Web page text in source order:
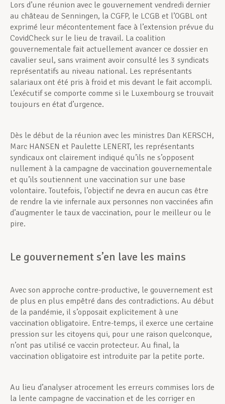
Lors d’une réunion avec le gouvernement vendredi dernier
au château de Senningen, la CGFP, le LCGB et l’OGBL ont
exprimé leur mécontentement face à l’extension prévue du
CovidCheck sur le lieu de travail. La coalition
gouvernementale fait actuellement avancer ce dossier en
cavalier seul, sans vraiment avoir consulté les 3 syndicats
représentatifs au niveau national. Les représentants
salariaux ont été pris à froid et mis devant le fait accompli.
L’exécutif se comporte comme si le Luxembourg se trouvait
toujours en état d’urgence.
Dès le début de la réunion avec les ministres Dan KERSCH,
Marc HANSEN et Paulette LENERT, les représentants
syndicaux ont clairement indiqué qu’ils ne s’opposent
nullement à la campagne de vaccination gouvernementale
et qu’ils soutiennent une vaccination sur une base
volontaire. Toutefois, l’objectif ne devra en aucun cas être
de rendre la vie infernale aux personnes non vaccinées afin
d’augmenter le taux de vaccination, pour le meilleur ou le
pire.
Le gouvernement s’en lave les mains
Avec son approche contre-productive, le gouvernement est
de plus en plus empêtré dans des contradictions. Au début
de la pandémie, il s’opposait explicitement à une
vaccination obligatoire. Entre-temps, il exerce une certaine
pression sur les citoyens qui, pour une raison quelconque,
n’ont pas utilisé ce vaccin protecteur. Au final, la
vaccination obligatoire est introduite par la petite porte.
Au lieu d’analyser atrocement les erreurs commises lors de
la lente campagne de vaccination et de les corriger en